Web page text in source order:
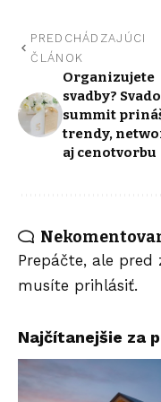
PREDCHÁDZAJÚCI
ČLÁNOK
Organizujete
svadby?
summit
trendy,
aj cenotvorbu
Prepáčte, ale
musíte prihlásiť.
Najčítanejšie za